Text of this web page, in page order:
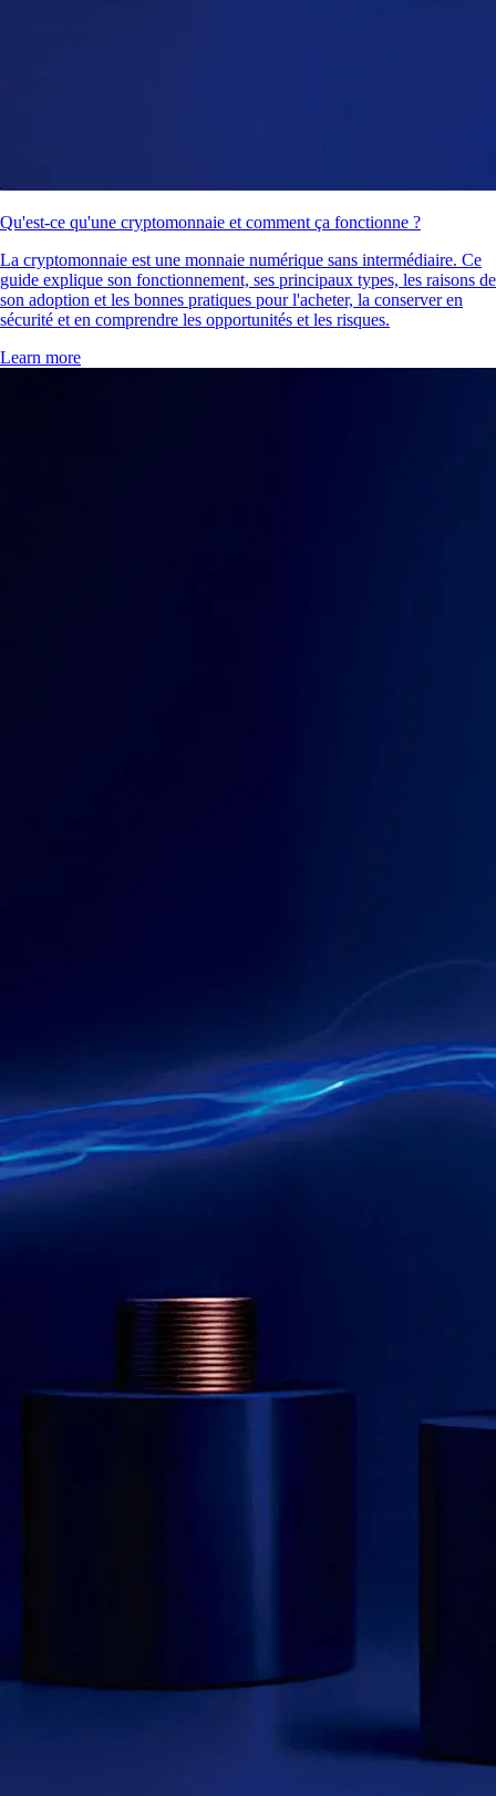
Qu'est-ce qu'une cryptomonnaie et comment ça fonctionne ?
La cryptomonnaie est une monnaie numérique sans intermédiaire. Ce
guide explique son fonctionnement, ses principaux types, les raisons de
son adoption et les bonnes pratiques pour l'acheter, la conserver en
sécurité et en comprendre les opportunités et les risques.
Learn more